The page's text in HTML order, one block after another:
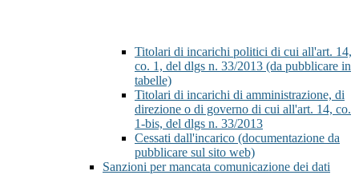
Titolari di incarichi politici di cui all'art. 14,
co. 1, del dlgs n. 33/2013 (da pubblicare in
tabelle)
Titolari di incarichi di amministrazione, di
direzione o di governo di cui all'art. 14, co.
1-bis, del dlgs n. 33/2013
Cessati dall'incarico (documentazione da
pubblicare sul sito web)
Sanzioni per mancata comunicazione dei dati